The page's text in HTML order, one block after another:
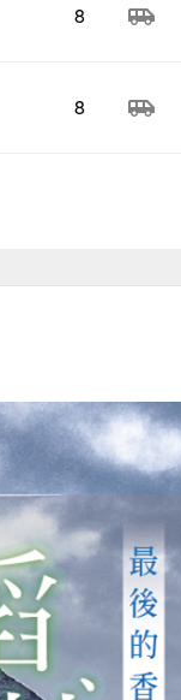
8 airport_shuttle
8 airport_shuttle